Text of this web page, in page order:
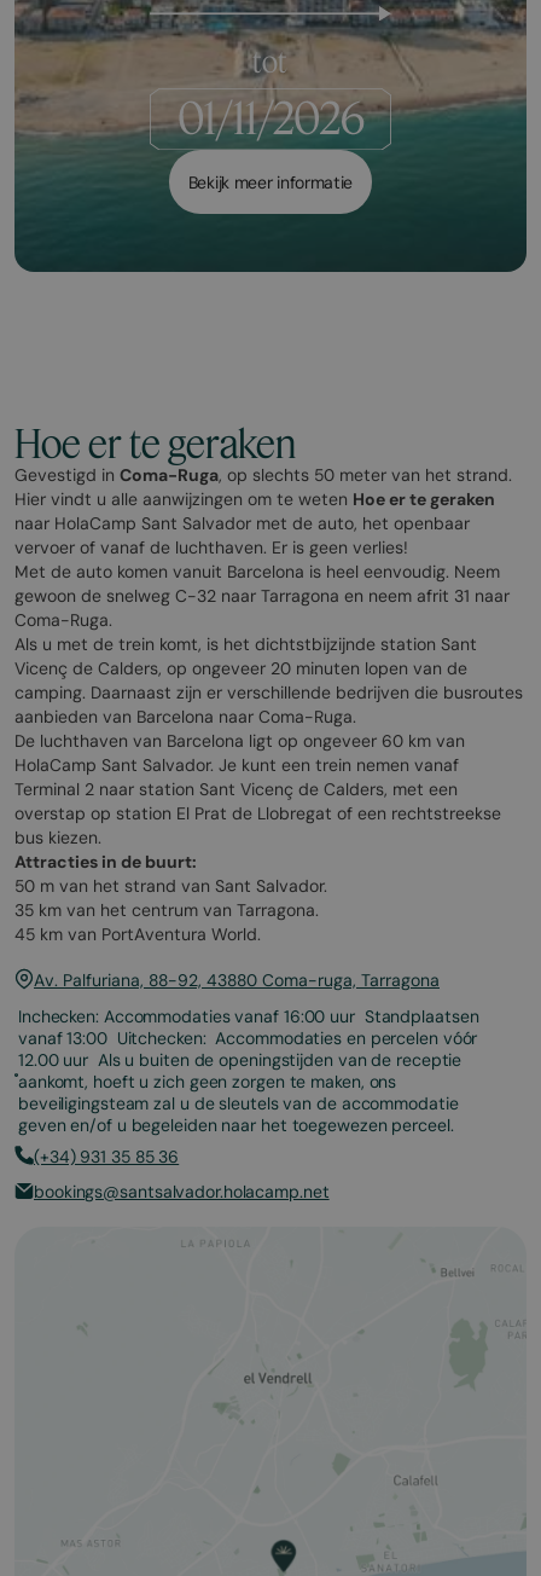
tot
Bekijk meer informatie
Hoe er te geraken
Gevestigd in Coma-Ruga, op slechts 50 meter van het strand.
Hier vindt u alle aanwijzingen om te weten Hoe er te geraken
naar HolaCamp Sant Salvador met de auto, het openbaar
vervoer of vanaf de luchthaven. Er is geen verlies!
Met de auto komen vanuit Barcelona is heel eenvoudig. Neem
gewoon de snelweg C-32 naar Tarragona en neem afrit 31 naar
Coma-Ruga.
Als u met de trein komt, is het dichtstbijzijnde station Sant
Vicenç de Calders, op ongeveer 20 minuten lopen van de
camping. Daarnaast zijn er verschillende bedrijven die busroutes
aanbieden van Barcelona naar Coma-Ruga.
De luchthaven van Barcelona ligt op ongeveer 60 km van
HolaCamp Sant Salvador. Je kunt een trein nemen vanaf
Terminal 2 naar station Sant Vicenç de Calders, met een
overstap op station El Prat de Llobregat of een rechtstreekse
bus kiezen.
Attracties in de buurt:
50 m van het strand van Sant Salvador.
35 km van het centrum van Tarragona.
45 km van PortAventura World.
Av. Palfuriana, 88-92, 43880 Coma-ruga, Tarragona
Inchecken: Accommodaties vanaf 16:00 uur ‍ Standplaatsen
vanaf 13:00 ‍ Uitchecken: ‍ Accommodaties en percelen vóór
12.00 uur ‍ Als u buiten de openingstijden van de receptie
aankomt, hoeft u zich geen zorgen te maken, ons
beveiligingsteam zal u de sleutels van de accommodatie
geven en/of u begeleiden naar het toegewezen perceel.
(+34) 931 35 85 36
bookings@santsalvador.holacamp.net